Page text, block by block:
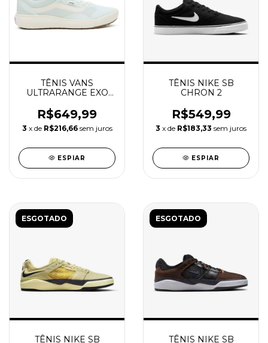
TÊNIS VANS
ULTRARANGE EXO
R$649,99
3 x de R$216,66 sem juros
ESPIAR
TÊNIS NIKE SB
CHRON 2
R$549,99
3 x de R$183,33 sem juros
ESPIAR
ESGOTADO
TÊNIS NIKE SB
ESGOTADO
TÊNIS NIKE SB